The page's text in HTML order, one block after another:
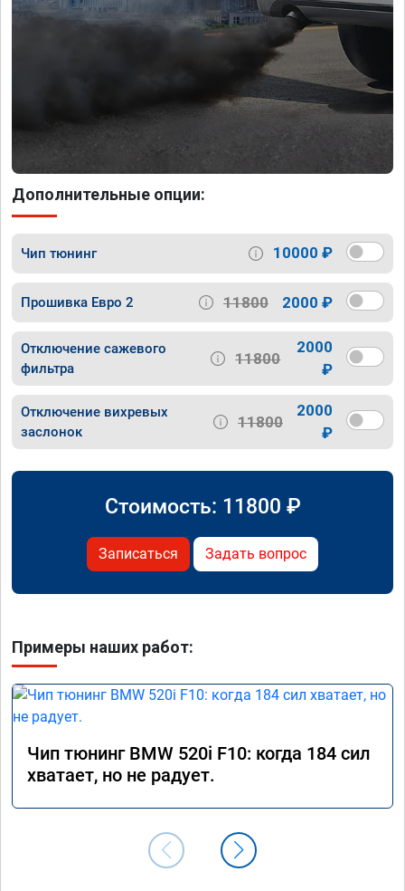
Дополнительные опции:
Чип тюнинг 10000 ₽
Прошивка Евро 2 11800 2000 ₽
Отключение сажевого
фильтра
11800
2000
₽
Отключение вихревых
заслонок
11800
2000
₽
Стоимость: 11800 ₽
Записаться Задать вопрос
Примеры наших работ:
Чип тюнинг BMW 520i F10: когда 184 сил
хватает, но не радует.